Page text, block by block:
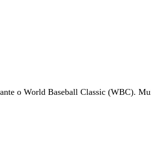
o World Baseball Classic (WBC).